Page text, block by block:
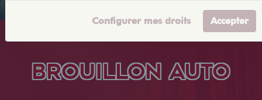
BROUILLON AUTO
Configurer mes droits Accepter